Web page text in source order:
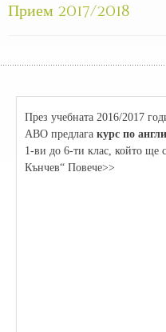
Прием 2017/2018
През учебната 2016/2017
АВО предлага курс по
1-ви до 6-ти клас, който ще
Кънчев“ Повече>>